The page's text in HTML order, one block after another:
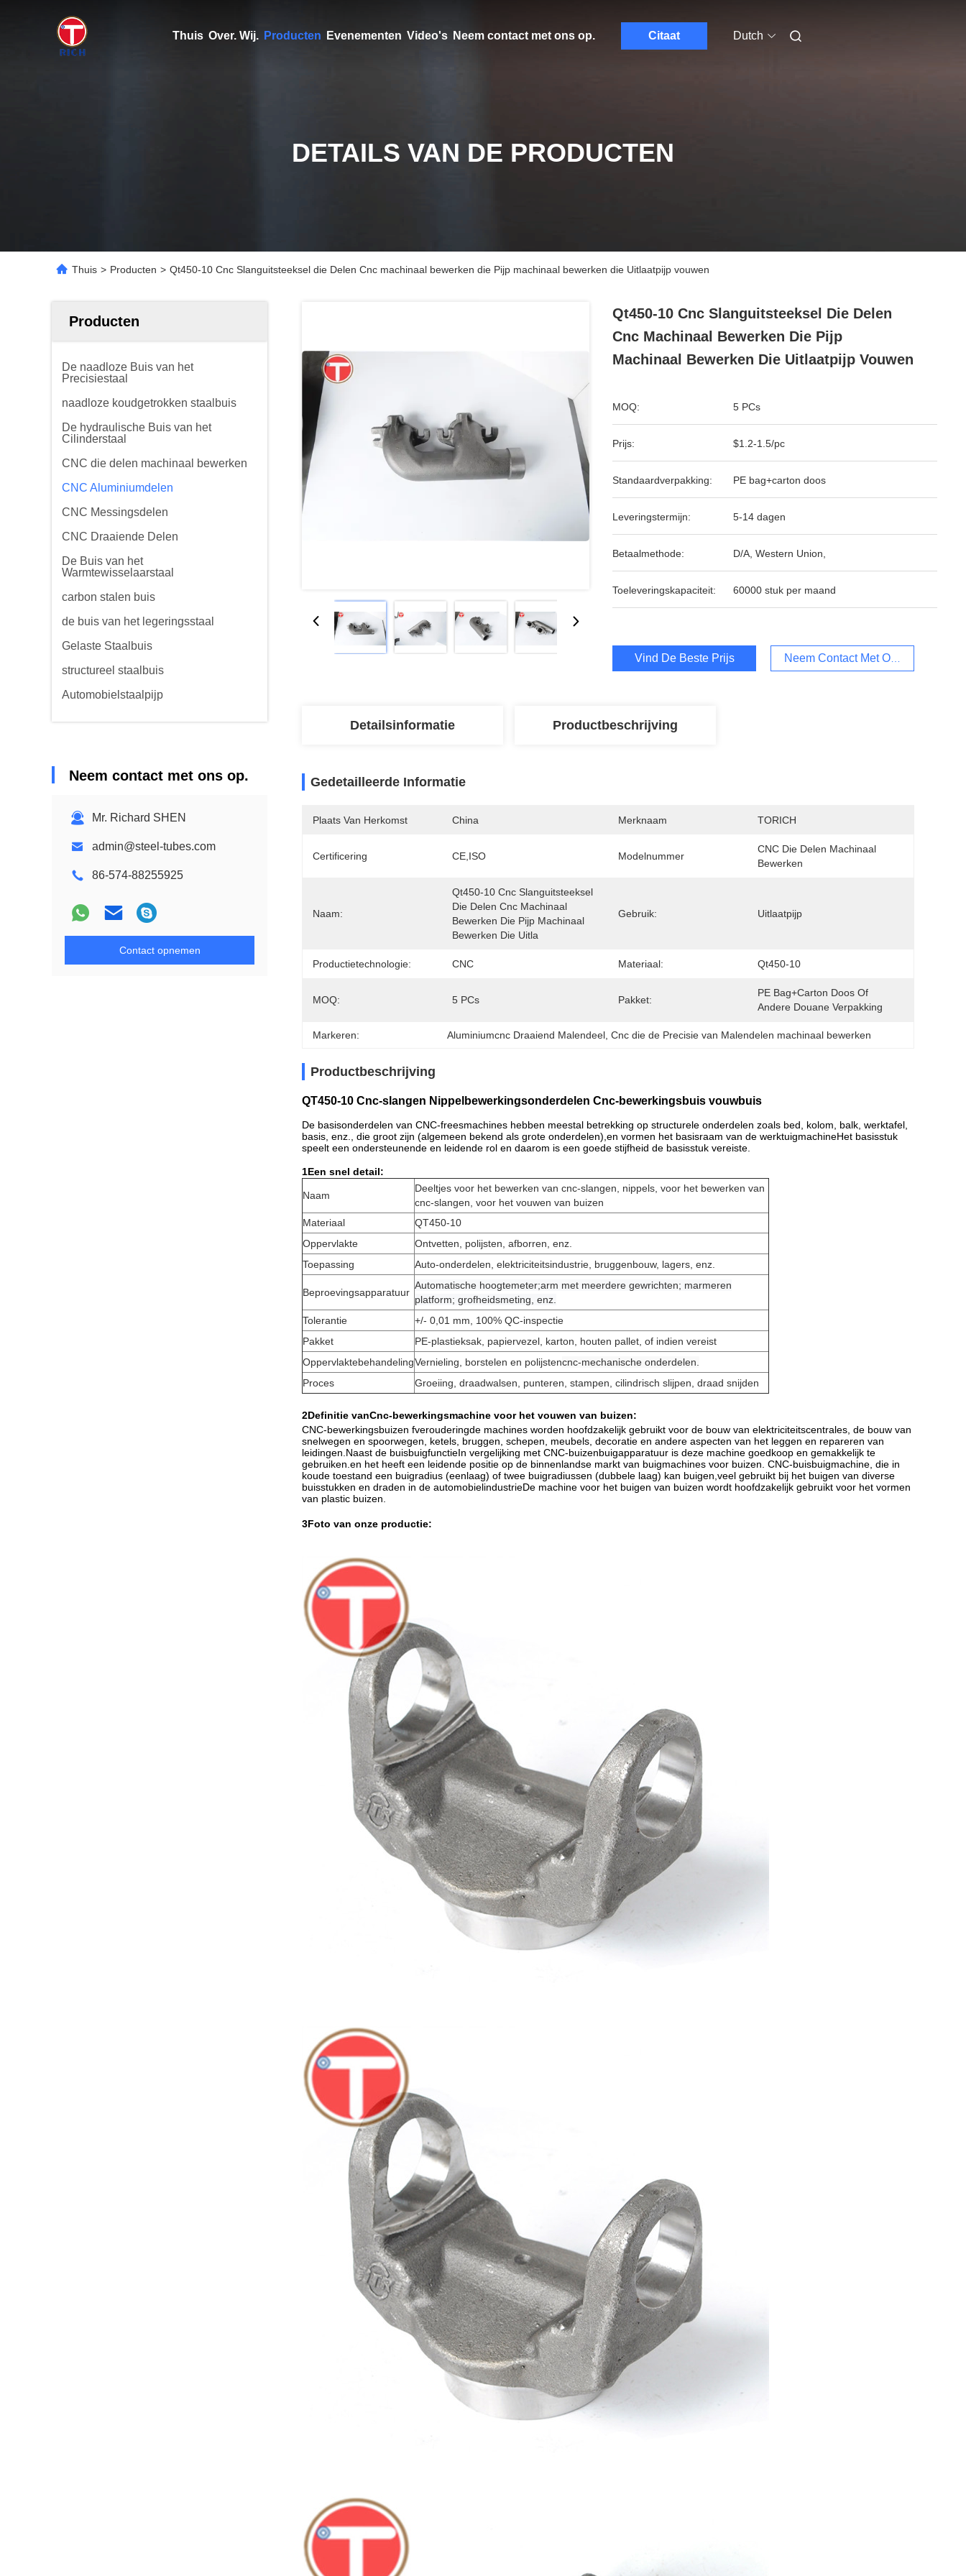
Thuis Over. Wij. Producten Evenementen Video's Neem contact met ons op. Citaat Dutch
DETAILS VAN DE PRODUCTEN
Thuis > Producten > Qt450-10 Cnc Slanguitsteeksel die Delen Cnc machinaal bewerken die Pijp machinaal bewerken die Uitlaatpijp vouwen
Producten
De naadloze Buis van het
Precisiestaal
naadloze koudgetrokken staalbuis
De hydraulische Buis van het
Cilinderstaal
CNC die delen machinaal bewerken
CNC Aluminiumdelen
CNC Messingsdelen
CNC Draaiende Delen
De Buis van het
Warmtewisselaarstaal
carbon stalen buis
de buis van het legeringsstaal
Gelaste Staalbuis
structureel staalbuis
Automobielstaalpijp
Neem contact met ons op.
Mr. Richard SHEN
admin@steel-tubes.com
86-574-88255925
Contact opnemen
Qt450-10 Cnc Slanguitsteeksel Die Delen
Cnc Machinaal Bewerken Die Pijp
Machinaal Bewerken Die Uitlaatpijp Vouwen
MOQ: 5 PCs
Prijs: $1.2-1.5/pc
Standaardverpakking: PE bag+carton doos
Leveringstermijn: 5-14 dagen
Betaalmethode: D/A, Western Union,
Toeleveringskapaciteit: 60000 stuk per maand
Vind De Beste Prijs Neem Contact Met Ons Op.
Detailsinformatie Productbeschrijving
Gedetailleerde Informatie
Plaats Van Herkomst China Merknaam TORICH
Certificering CE,ISO Modelnummer
CNC Die Delen Machinaal
Bewerken
Naam:
Qt450-10 Cnc Slanguitsteeksel
Die Delen Cnc Machinaal
Bewerken Die Pijp Machinaal
Bewerken Die Uitla
Gebruik: Uitlaatpijp
Productietechnologie: CNC Materiaal: Qt450-10
MOQ: 5 PCs Pakket:
PE Bag+carton Doos Of
Andere Douane Verpakking
Markeren: Aluminiumcnc Draaiend Malendeel , Cnc die de Precisie van Malendelen machinaal bewerken
Productbeschrijving
QT450-10 Cnc-slangen Nippelbewerkingsonderdelen Cnc-bewerkingsbuis vouwbuis
De basisonderdelen van CNC-freesmachines hebben meestal betrekking op structurele onderdelen zoals bed, kolom, balk, werktafel,
basis, enz., die groot zijn (algemeen bekend als grote onderdelen),en vormen het basisraam van de werktuigmachineHet basisstuk
speelt een ondersteunende en leidende rol en daarom is een goede stijfheid de basisstuk vereiste.
1Een snel detail:
Naam
Deeltjes voor het bewerken van cnc-slangen, nippels, voor het bewerken van
cnc-slangen, voor het vouwen van buizen
Materiaal
QT450-10
Oppervlakte
Ontvetten, polijsten, afborren, enz.
Toepassing
Auto-onderdelen, elektriciteitsindustrie, bruggenbouw, lagers, enz.
Beproevingsapparatuur
Automatische hoogtemeter;arm met meerdere gewrichten; marmeren
platform; grofheidsmeting, enz.
Tolerantie
+/- 0,01 mm, 100% QC-inspectie
Pakket
PE-plastieksak, papiervezel, karton, houten pallet, of indien vereist
OppervlaktebehandelingVernieling, borstelen en polijstencnc-mechanische onderdelen.
Proces
Groeiing, draadwalsen, punteren, stampen, cilindrisch slijpen, draad snijden
2Definitie vanCnc-bewerkingsmachine voor het vouwen van buizen:
CNC-bewerkingsbuizen fverouderingde machines worden hoofdzakelijk gebruikt voor de bouw van elektriciteitscentrales, de bouw van
snelwegen en spoorwegen, ketels, bruggen, schepen, meubels, decoratie en andere aspecten van het leggen en repareren van
leidingen.Naast de buisbuigfunctieIn vergelijking met CNC-buizenbuigapparatuur is deze machine goedkoop en gemakkelijk te
gebruiken.en het heeft een leidende positie op de binnenlandse markt van buigmachines voor buizen. CNC-buisbuigmachine, die in
koude toestand een buigradius (eenlaag) of twee buigradiussen (dubbele laag) kan buigen,veel gebruikt bij het buigen van diverse
buisstukken en draden in de automobielindustrieDe machine voor het buigen van buizen wordt hoofdzakelijk gebruikt voor het vormen
van plastic buizen.
3Foto van onze productie: